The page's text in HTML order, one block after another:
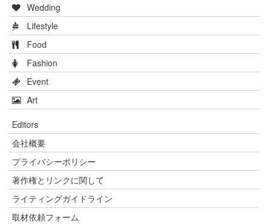
Wedding
Lifestyle
Food
Fashion
Event
Art
Editors
会社概要
プライバシーポリシー
著作権とリンクに関して
ライティングガイドライン
取材依頼フォーム